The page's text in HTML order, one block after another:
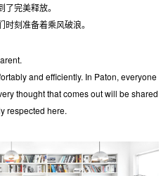
完美释放。
刻准备着乘风破浪。
and efficiently. In Paton, everyone
thought that comes out will be shared
respected here.